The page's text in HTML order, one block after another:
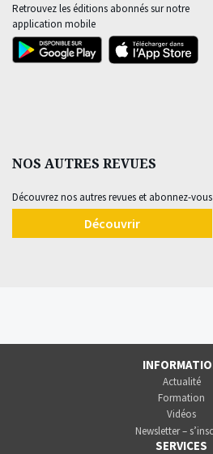
Retrouvez les éditions abonnés sur notre
application mobile
NOS AUTRES REVUES
Découvrez nos autres revues et abonnez-vous
Découvrir
Actualité
Formation
Vidéos
Newsletter –
SERVICES